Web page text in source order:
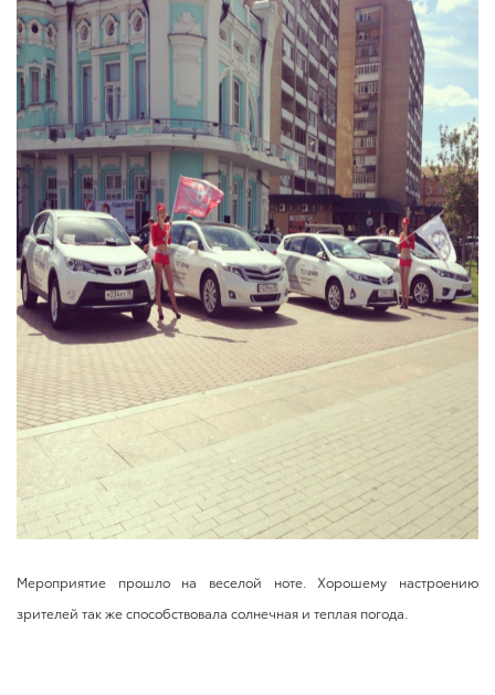
Мероприятие прошло на веселой ноте. Хорошему настроению
зрителей так же способствовала солнечная и теплая погода.